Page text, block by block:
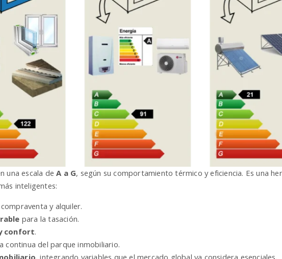
una escala deA a G, según su comportamiento térmico y eficiencia. Es una
inteligentes:
y alquiler.
para la tasación.
confort.
continua del parque inmobiliario.